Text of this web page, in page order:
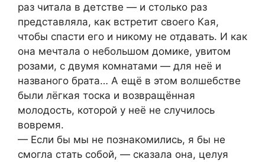
раз читала в детстве — и столько раз
представляла, как встретит своего Кая,
чтобы спасти его и никому не отдавать. И как
она мечтала о небольшом домике, увитом
розами, с двумя комнатами — для неё и
названого брата… А ещё в этом волшебстве
были лёгкая тоска и возвращённая
молодость, которой у неё не случилось
вовремя.
— Если бы мы не познакомились, я бы не
смогла стать собой, — сказала она, целуя